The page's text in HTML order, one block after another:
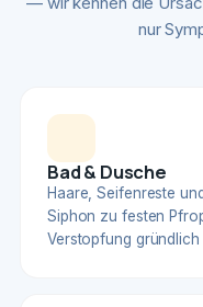
nur
Bad & Dusche
Haare, Seifenreste
Siphon zu festen
Verstopfung